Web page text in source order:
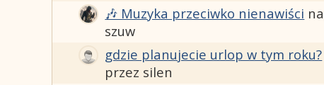
🎶 Muzyka przeciwko nienawiści
szuw
gdzie planujecie urlop w tym roku?
przez silen